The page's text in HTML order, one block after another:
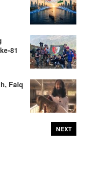
81
Faiq
NEXT